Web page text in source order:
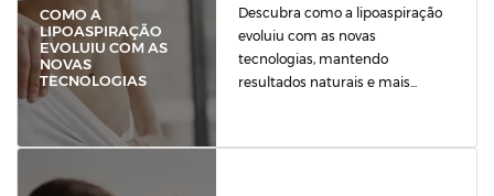
COMO A
LIPOASPIRAÇÃO
EVOLUIU COM AS
NOVAS
TECNOLOGIAS
Descubra como a lipoaspiração
evoluiu com as novas
tecnologias, mantendo
resultados naturais e mais...